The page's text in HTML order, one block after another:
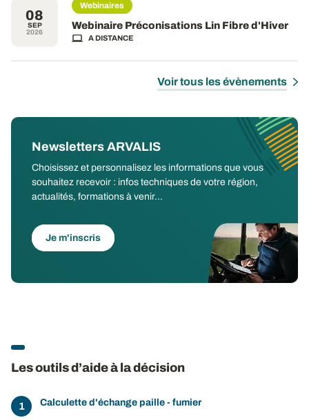
08
SEP
2026
Webinaires
Webinaire Préconisations Lin Fibre d'Hiver
A DISTANCE
Voir tous les évènements
Newsletters ARVALIS
Choisissez et personnalisez les informations que vous
souhaitez recevoir : infos techniques de votre région,
actualités, formations à venir...
Je m'inscris
Les outils d’aide à la décision
Calculette d'échange paille - fumier